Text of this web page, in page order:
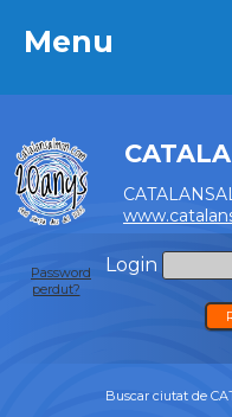
Menu
Login
Password
perdut?
Buscar ciutat de
Menu